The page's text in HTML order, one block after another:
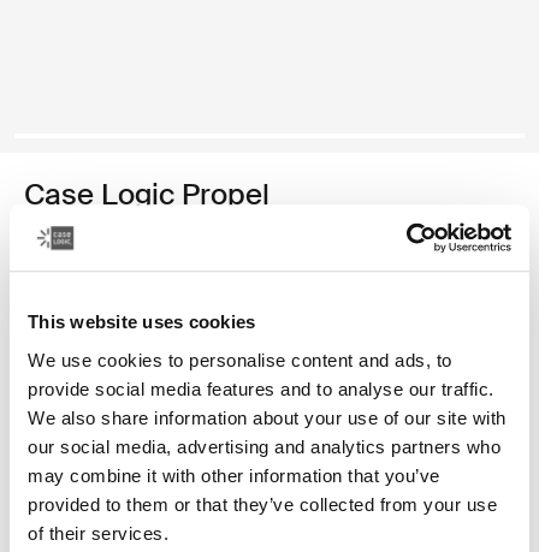
This website uses cookies
We use cookies to personalise content and ads, to
provide social media features and to analyse our traffic.
We also share information about your use of our site with
our social media, advertising and analytics partners who
may combine it with other information that you’ve
provided to them or that they’ve collected from your use
of their services.
Case Logic Propel
mochila para computadora portátil
Color
Case Logic Propel Backpack Negro (selected)